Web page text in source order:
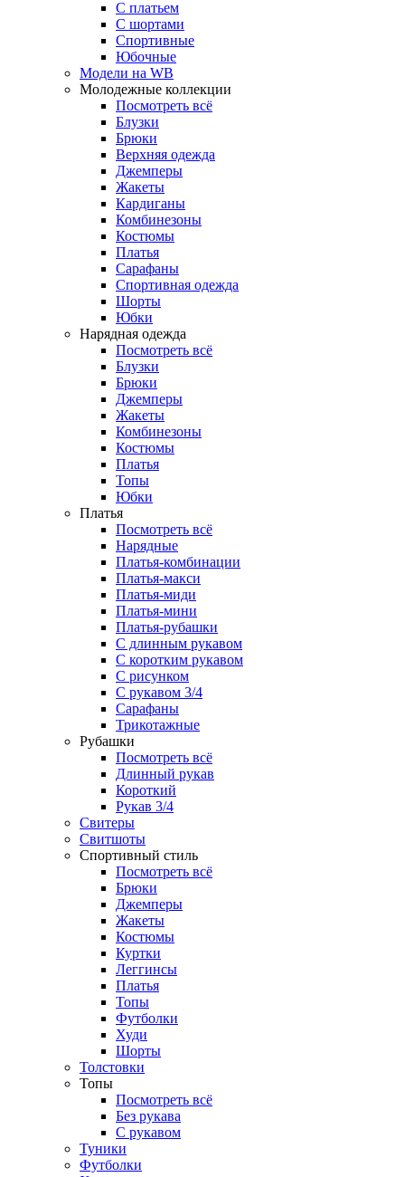
С платьем
С шортами
Спортивные
Юбочные
Модели на WB
Молодежные коллекции
Посмотреть всё
Блузки
Брюки
Верхняя одежда
Джемперы
Жакеты
Кардиганы
Комбинезоны
Костюмы
Платья
Сарафаны
Спортивная одежда
Шорты
Юбки
Нарядная одежда
Посмотреть всё
Блузки
Брюки
Джемперы
Жакеты
Комбинезоны
Костюмы
Платья
Топы
Юбки
Платья
Посмотреть всё
Нарядные
Платья-комбинации
Платья-макси
Платья-миди
Платья-мини
Платья-рубашки
С длинным рукавом
С коротким рукавом
С рисунком
С рукавом 3/4
Сарафаны
Трикотажные
Рубашки
Посмотреть всё
Длинный рукав
Короткий
Рукав 3/4
Свитеры
Свитшоты
Спортивный стиль
Посмотреть всё
Брюки
Джемперы
Жакеты
Костюмы
Куртки
Леггинсы
Платья
Топы
Футболки
Худи
Шорты
Толстовки
Топы
Посмотреть всё
Без рукава
С рукавом
Туники
Футболки